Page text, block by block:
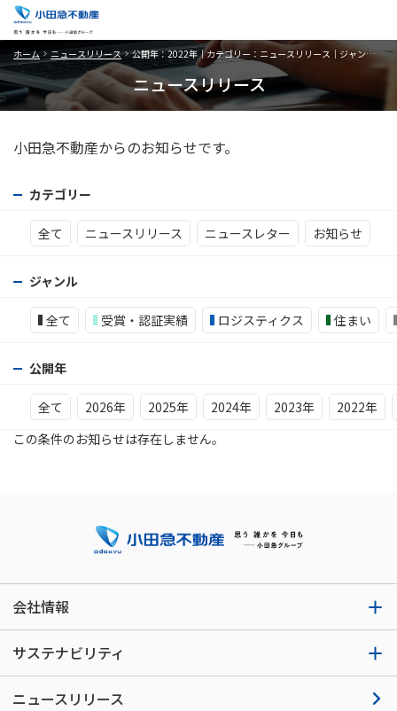
ホーム ニュースリリース 公開年：2022年｜カテゴリー：ニュースリリース｜ジャンル：その他
ニュースリリース
小田急不動産からのお知らせです。
カテゴリー
全て ニュースリリース ニュースレター お知らせ
ジャンル
全て 受賞・認証実績 ロジスティクス 住まい
公開年
全て 2026年 2025年 2024年 2023年
2022年
この条件のお知らせは存在しません。
会社情報
サステナビリティ
ニュースリリース